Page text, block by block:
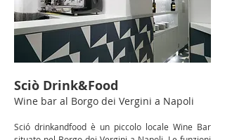
Sciò Drink&Food
Wine bar al Borgo dei Vergini a Napoli
Sció drinkandfood è un piccolo locale Wine Bar